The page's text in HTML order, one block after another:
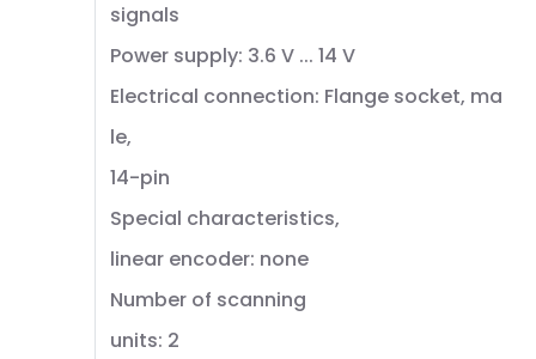
signals
Power supply: 3.6 V ... 14 V
Electrical connection: Flange socket, ma
le,
14-pin
Special characteristics,
linear encoder: none
Number of scanning
units: 2